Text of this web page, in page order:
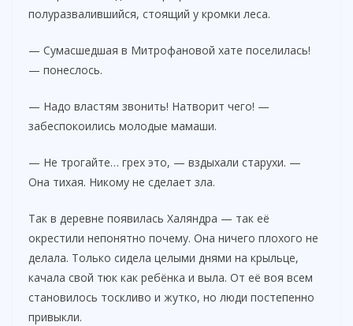
полуразвалившийся, стоящий у кромки леса.
— Сумасшедшая в Митрофановой хате поселилась!
— понеслось.
— Надо властям звонить! Натворит чего! —
забеспокоились молодые мамаши.
— Не трогайте… грех это, — вздыхали старухи. —
Она тихая. Никому не сделает зла.
Так в деревне появилась Халяндра — так её
окрестили непонятно почему. Она ничего плохого не
делала. Только сидела целыми днями на крыльце,
качала свой тюк как ребёнка и выла. От её воя всем
становилось тоскливо и жутко, но люди постепенно
привыкли.